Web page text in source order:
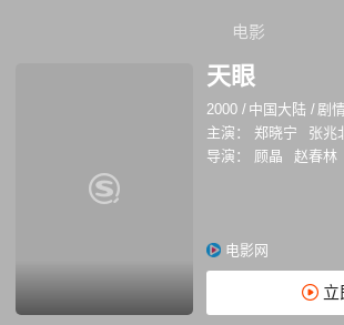
电影
天眼
2000 / 中国大陆 /剧
主演：
郑晓宁 张兆
导演：
顾晶 赵春林
电影网
立